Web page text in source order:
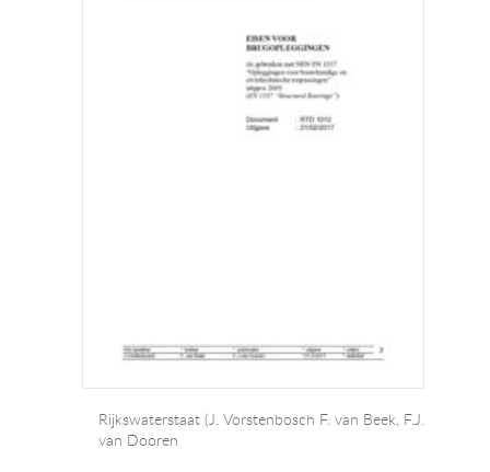
Rijkswaterstaat (J. Vorstenbosch F. van Beek, F.J.
van Dooren